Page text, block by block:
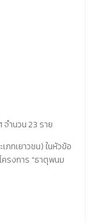
จำนวน 23 ราย
ภทเยาวชน) ในหัวข้อ
ครงการ "ธาตุพนม